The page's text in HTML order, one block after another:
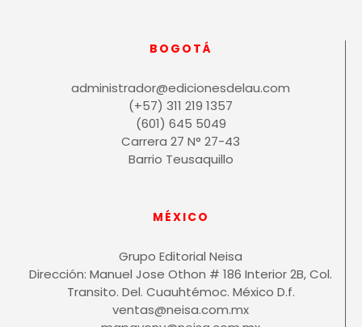
BOGOTÁ
administrador@edicionesdelau.com
(+57) 311 219 1357
(601) 645 5049
Carrera 27 N° 27-43
Barrio Teusaquillo
MÉXICO
Grupo Editorial Neisa
Dirección: Manuel Jose Othon # 186 Interior 2B, Col.
Transito. Del. Cuauhtémoc. México D.f.
ventas@neisa.com.mx